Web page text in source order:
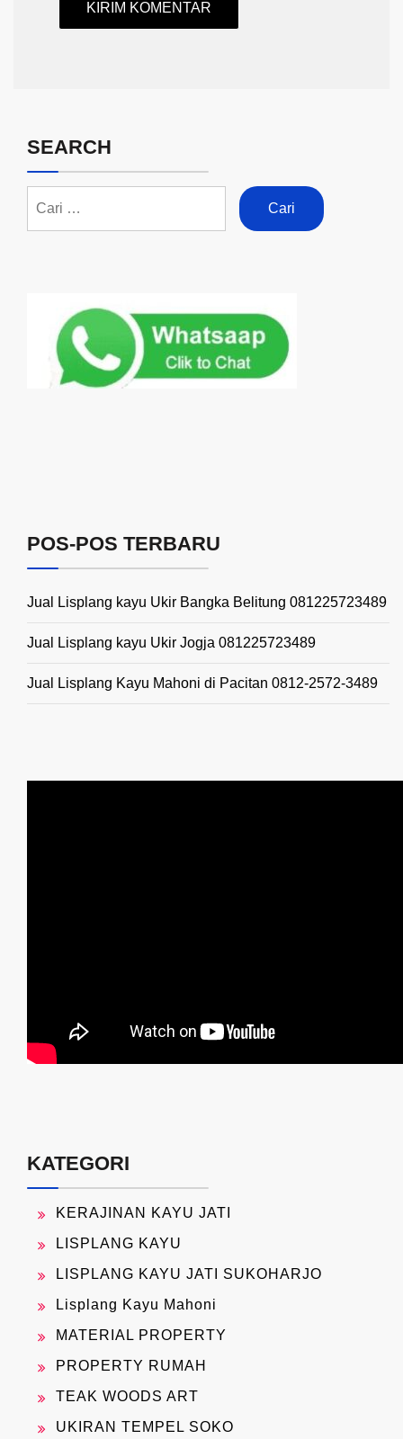
SEARCH
POS-POS TERBARU
Jual Lisplang kayu Ukir Bangka Belitung 081225723489
Jual Lisplang kayu Ukir Jogja 081225723489
Jual Lisplang Kayu Mahoni di Pacitan 0812-2572-3489
KATEGORI
KERAJINAN KAYU JATI
LISPLANG KAYU
LISPLANG KAYU JATI SUKOHARJO
Lisplang Kayu Mahoni
MATERIAL PROPERTY
PROPERTY RUMAH
TEAK WOODS ART
UKIRAN TEMPEL SOKO